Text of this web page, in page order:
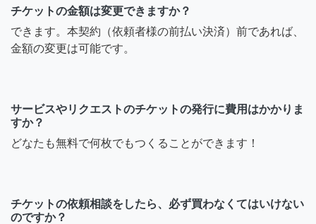
チケットの金額は変更できますか？
できます。本契約（依頼者様の前払い決済）前であれば、
金額の変更は可能です。
サービスやリクエストのチケットの発行に費用はかかりま
すか？
どなたも無料で何枚でもつくることができます！
チケットの依頼相談をしたら、必ず買わなくてはいけない
のですか？